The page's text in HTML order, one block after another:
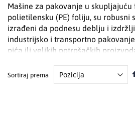
Mašine za pakovanje u
polietilensku (PE) foliju, su robusni
izrađeni da podnesu deblju i
industrijsko i transportno
pića ili velikih potrošačkih
Sortiraj prema